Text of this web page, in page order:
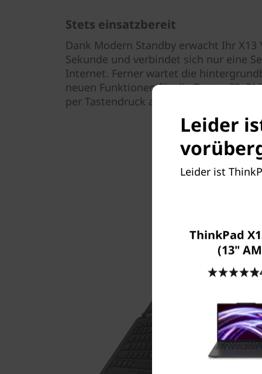
Stets einsatzbereit
Dank Modern Standby erwacht Ihr X13
Sekunde und verbindet sich nur eine
Internet. Ferner wartet die
neuen Funktionen für die Tasten
per Tastendruck an oder beenden Sie
Leider
Leider ist
ThinkPad
(13"